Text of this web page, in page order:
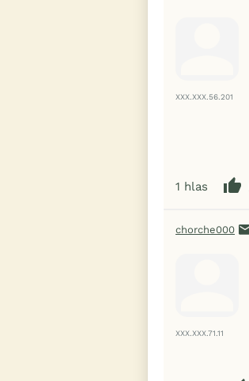
XXX.XXX.56.201
1 hlas
chorche000
XXX.XXX.71.11